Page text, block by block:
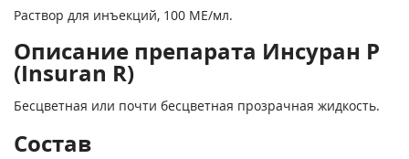
Раствор для инъекций, 100 МЕ/мл.
Описание препарата Инсуран Р
(Insuran R)
Бесцветная или почти бесцветная прозрачная жидкость.
Состав